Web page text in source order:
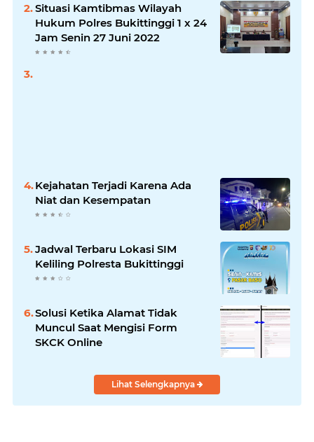
Situasi Kamtibmas Wilayah
Hukum Polres Bukittinggi 1 x 24
Jam Senin 27 Juni 2022
Kejahatan Terjadi Karena Ada
Niat dan Kesempatan
Jadwal Terbaru Lokasi SIM
Keliling Polresta Bukittinggi
Solusi Ketika Alamat Tidak
Muncul Saat Mengisi Form
SKCK Online
Lihat Selengkapnya